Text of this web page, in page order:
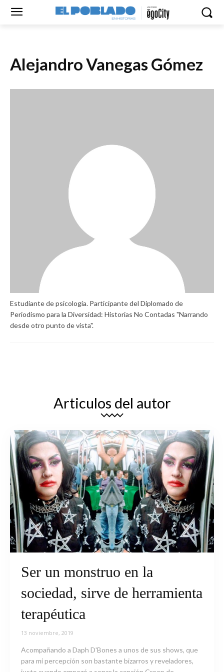
Alejandro Vanegas Gómez
Estudiante de psicología. Participante del Diplomado de
Periodismo para la Diversidad: Historias No Contadas "Narrando
desde otro punto de vista".
Articulos del autor
Ser un monstruo en la
sociedad, sirve de herramienta
terapéutica
13 noviembre, 2019
Acompañando a Daph D'Bones a unos de sus shows, que
para mi percepción son bastante bizarros y reveladores,